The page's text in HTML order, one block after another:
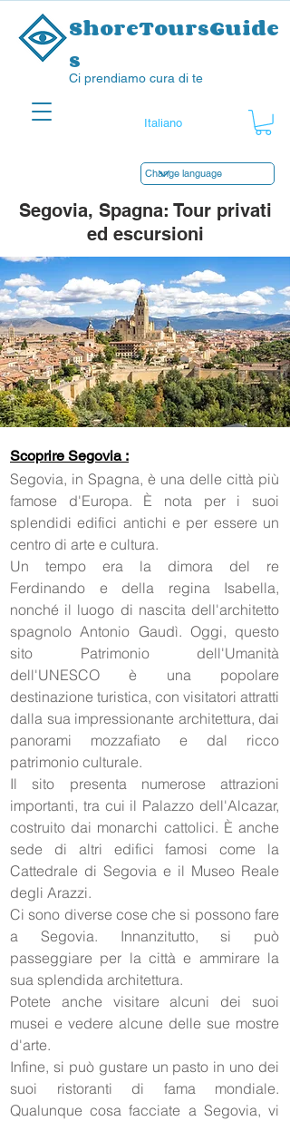
ShoreToursGuide
s
Ci prendiamo cura di te
Segovia, Spagna: Tour privati
ed escursioni
Scoprire Segovia :
Segovia, in Spagna, è una delle città più
famose d'Europa. È nota per i suoi
splendidi edifici antichi e per essere un
centro di arte e cultura.
Un tempo era la dimora del re
Ferdinando e della regina Isabella,
nonché il luogo di nascita dell'architetto
spagnolo Antonio Gaudì. Oggi, questo
sito Patrimonio dell'Umanità
dell'UNESCO è una popolare
destinazione turistica, con visitatori attratti
dalla sua impressionante architettura, dai
panorami mozzafiato e dal ricco
patrimonio culturale.
Il sito presenta numerose attrazioni
importanti, tra cui il Palazzo dell'Alcazar,
costruito dai monarchi cattolici. È anche
sede di altri edifici famosi come la
Cattedrale di Segovia e il Museo Reale
degli Arazzi.
Ci sono diverse cose che si possono fare
a Segovia. Innanzitutto, si può
passeggiare per la città e ammirare la
sua splendida architettura.
Potete anche visitare alcuni dei suoi
musei e vedere alcune delle sue mostre
d'arte.
Infine, si può gustare un pasto in uno dei
suoi ristoranti di fama mondiale.
Qualunque cosa facciate a Segovia, vi